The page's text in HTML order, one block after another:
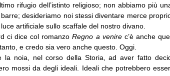
rifugio dell’istinto religioso; non abbiamo più
desideriamo noi stessi diventare merce
artificiale sullo scaffale del nostro divano.
ci dice col romanzoRegno a venirec’è anche
e credo sia vero anche questo. Oggi.
la noia, nel corso della Storia, ad aver fatto
mossi da degli ideali. Ideali che potrebbero